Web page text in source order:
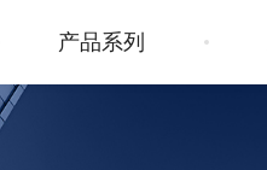
产品系列